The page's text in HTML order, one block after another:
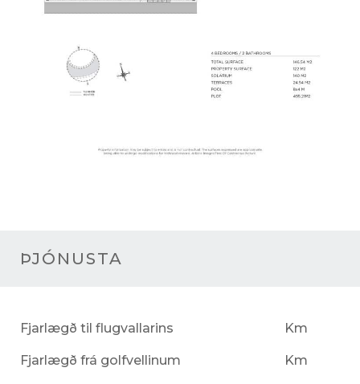
ÞJÓNUSTA
Fjarlægð til flugvallarins Km
Fjarlægð frá golfvellinum Km